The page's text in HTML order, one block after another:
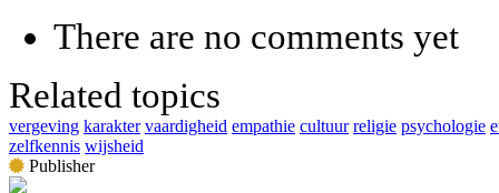
There are no comments yet
Related topics
vergeving karakter vaardigheid empathie cultuur religie psychologie
zelfkennis wijsheid
Publisher